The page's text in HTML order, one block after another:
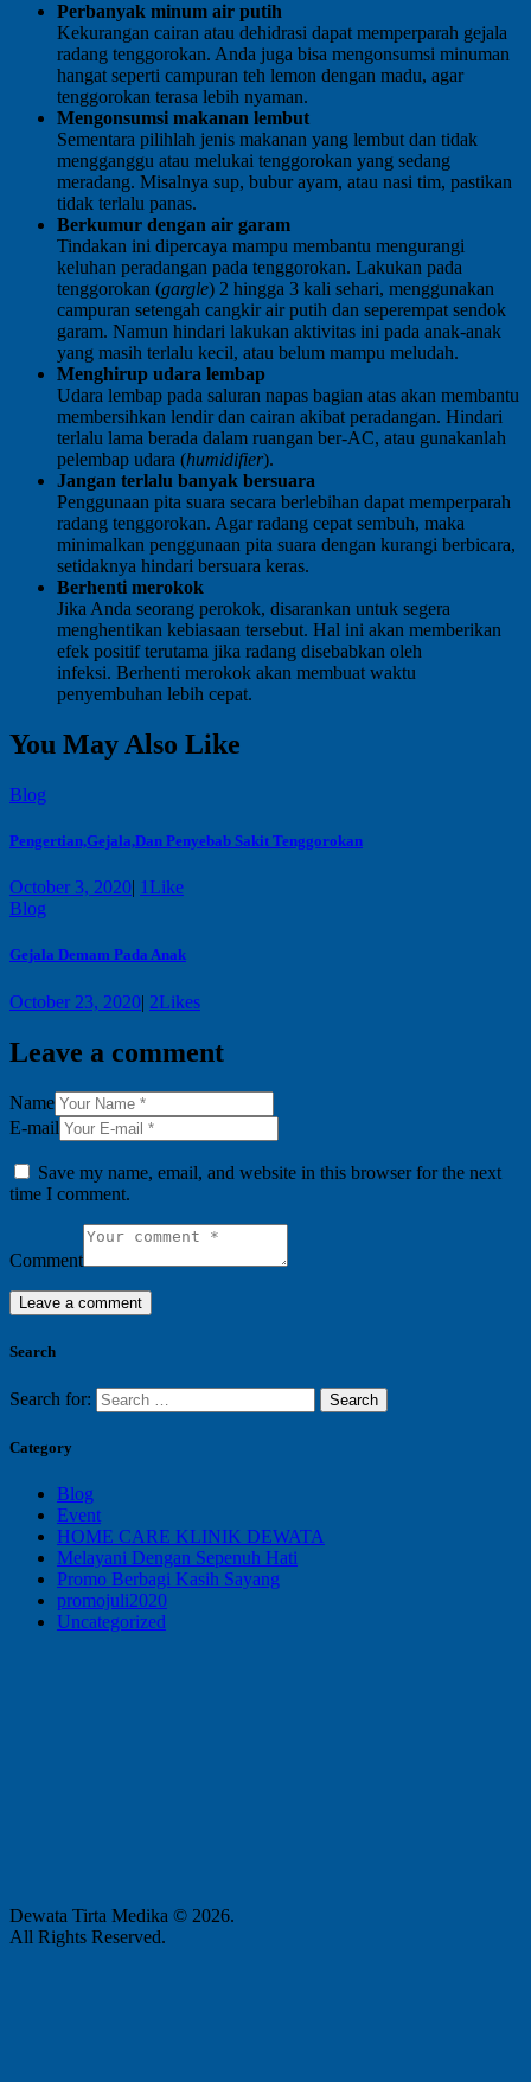
Perbanyak minum air putih
Kekurangan cairan atau dehidrasi dapat memperparah gejala
radang tenggorokan. Anda juga bisa mengonsumsi minuman
hangat seperti campuran teh lemon dengan madu, agar
tenggorokan terasa lebih nyaman.
Mengonsumsi makanan lembut
Sementara pilihlah jenis makanan yang lembut dan tidak
mengganggu atau melukai tenggorokan yang sedang
meradang. Misalnya sup, bubur ayam, atau nasi tim, pastikan
tidak terlalu panas.
Berkumur dengan air garam
Tindakan ini dipercaya mampu membantu mengurangi
keluhan peradangan pada tenggorokan. Lakukan pada
tenggorokan (gargle) 2 hingga 3 kali sehari, menggunakan
campuran setengah cangkir air putih dan seperempat sendok
garam. Namun hindari lakukan aktivitas ini pada anak-anak
yang masih terlalu kecil, atau belum mampu meludah.
Menghirup udara lembap
Udara lembap pada saluran napas bagian atas akan membantu
membersihkan lendir dan cairan akibat peradangan. Hindari
terlalu lama berada dalam ruangan ber-AC, atau gunakanlah
pelembap udara (humidifier).
Jangan terlalu banyak bersuara
Penggunaan pita suara secara berlebihan dapat memperparah
radang tenggorokan. Agar radang cepat sembuh, maka
minimalkan penggunaan pita suara dengan kurangi berbicara,
setidaknya hindari bersuara keras.
Berhenti merokok
Jika Anda seorang perokok, disarankan untuk segera
menghentikan kebiasaan tersebut. Hal ini akan memberikan
efek positif terutama jika radang disebabkan oleh
infeksi. Berhenti merokok akan membuat waktu
penyembuhan lebih cepat.
You May Also Like
Blog
Pengertian,Gejala,Dan Penyebab Sakit Tenggorokan
October 3, 2020| 1 Like
Blog
Gejala Demam Pada Anak
October 23, 2020| 2Likes
Leave a comment
Name
E-mail
Save my name, email, and website in this browser for the next
time I comment.
Comment
Search
Search for:
Category
Blog
Event
HOME CARE KLINIK DEWATA
Melayani Dengan Sepenuh Hati
Promo Berbagi Kasih Sayang
promojuli2020
Uncategorized
Dewata Tirta Medika © 2026.
All Rights Reserved.